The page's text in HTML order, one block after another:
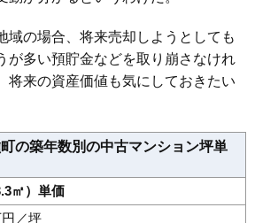
の場合、将来売却しようとしても
が多い預貯金などを取り崩さなけれ
将来の資産価値も気にしておきたい
の築年数別の中古マンション坪単
㎡）単価
／坪